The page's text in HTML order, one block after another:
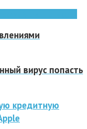
вирус попасть
кредитную